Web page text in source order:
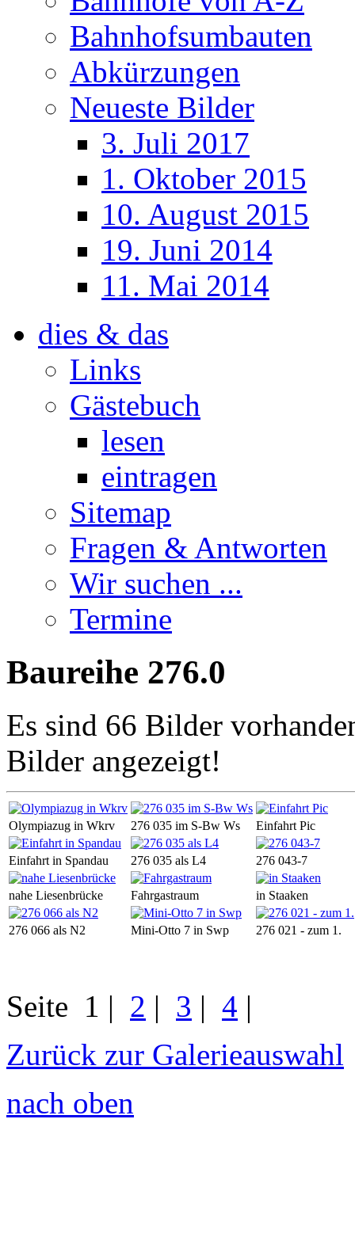
Bahnhofsumbauten
Abkürzungen
Neueste Bilder
3. Juli 2017
1. Oktober 2015
10. August 2015
19. Juni 2014
11. Mai 2014
dies & das
Links
Gästebuch
lesen
eintragen
Sitemap
Fragen & Antworten
Wir suchen ...
Termine
Baureihe 276.0
Es sind 66 Bilder
Bilder angezeigt!
Olympiazug in Wkrv 276 035 im S-Bw Ws Einfahrt Pic
Einfahrt in Spandau 276 035 als L4 276 043-7
nahe Liesenbrücke Fahrgastraum in Staaken
276 066 als N2 Mini-Otto 7 in Swp 276 021 - zum 1.
Seite 1 | 2 | 3 | 4 |
Zurück zur Galerieauswahl
nach oben